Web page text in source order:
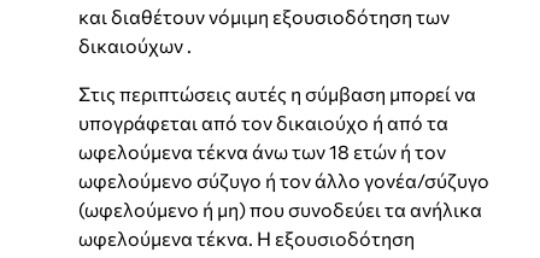
και διαθέτουν νόμιμη εξουσιοδότηση των
δικαιούχων .
Στις περιπτώσεις αυτές η σύμβαση μπορεί να
υπογράφεται από τον δικαιούχο ή από τα
ωφελούμενα τέκνα άνω των 18 ετών ή τον
ωφελούμενο σύζυγο ή τον άλλο γονέα/σύζυγο
(ωφελούμενο ή μη) που συνοδεύει τα ανήλικα
ωφελούμενα τέκνα. Η εξουσιοδότηση